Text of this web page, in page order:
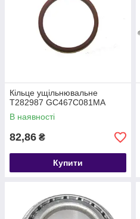
Кільце ущільнювальне
T282987 GC467C081MA
В наявності
82,86 ₴
Купити